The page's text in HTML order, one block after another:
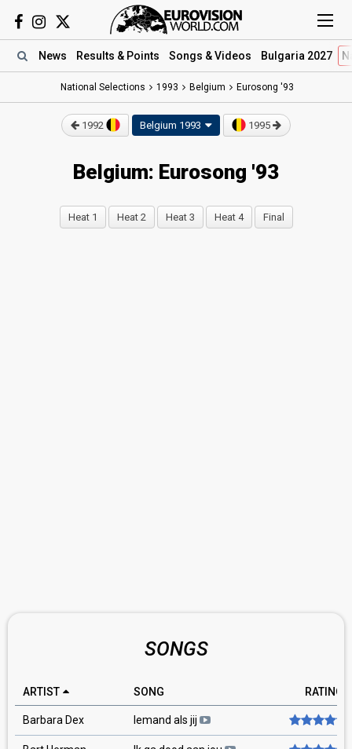
News Results & Points Songs & Videos Bulgaria 2027
National Selections 1993 Belgium Eurosong '93
1992 Belgium 1993 1995
Belgium: Eurosong '93
Heat 1 Heat 2 Heat 3 Heat 4 Final
SONGS
ARTIST SONG RATING
Barbara Dex Iemand als jij